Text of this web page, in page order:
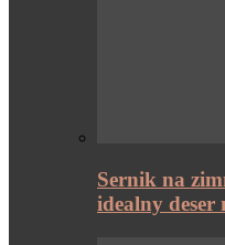
Sernik na
idealny